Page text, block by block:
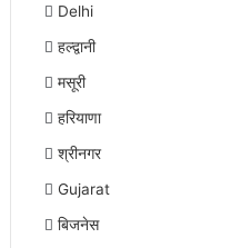
Delhi
हल्द्वानी
मसूरी
हरियाणा
श्रीनगर
Gujarat
बिजनेस